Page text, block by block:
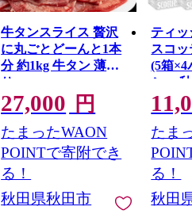
牛タンスライス 贅沢
に丸ごとどーんと1本
分 約1kg 牛タン 薄切
り
27,000 円
たまったWAON
POINTで寄附でき
る！
秋田県秋田市
ティ
スコッ
(5箱×4
シュ
ル 最
ッシュ
ッシ
ィテ
秋田県
たま
る！
秋田